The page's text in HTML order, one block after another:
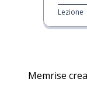
Memrise
Lezione